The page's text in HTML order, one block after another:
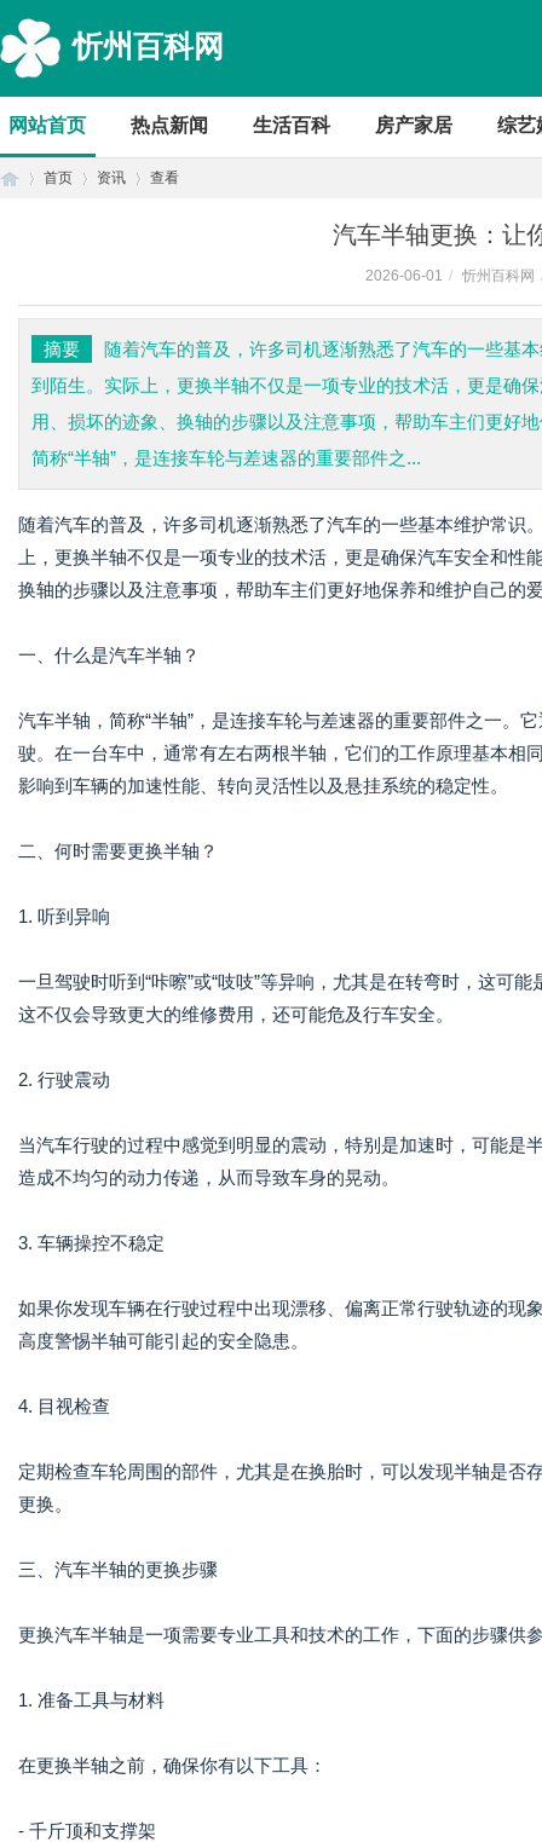
忻州百科网
网站首页 热点新闻 生活百科 房产家居 综艺
首页 资讯 查看
汽车半轴更换：让
2026-06-01 / 忻州百科网
摘要
随着汽车的普及，许多司机逐渐熟悉了汽车的一些基
到陌生。实际上，更换半轴不仅是一项专业的技术活，更是确
用、损坏的迹象、换轴的步骤以及注意事项，帮助车主们更好
简称“半轴”，是连接车轮与差速器的重要部件之...
随着汽车的普及，许多司机逐渐熟悉了汽车的一些基本维护常识
上，更换半轴不仅是一项专业的技术活，更是确保汽车安全和
换轴的步骤以及注意事项，帮助车主们更好地保养和维护自己的
一、什么是汽车半轴？
汽车半轴，简称“半轴”，是连接车轮与差速器的重要部件之一。
驶。在一台车中，通常有左右两根半轴，它们的工作原理基本相
影响到车辆的加速性能、转向灵活性以及悬挂系统的稳定性。
二、何时需要更换半轴？
1. 听到异响
一旦驾驶时听到“咔嚓”或“吱吱”等异响，尤其是在转弯时，这可
这不仅会导致更大的维修费用，还可能危及行车安全。
2. 行驶震动
当汽车行驶的过程中感觉到明显的震动，特别是加速时，可能
造成不均匀的动力传递，从而导致车身的晃动。
3. 车辆操控不稳定
如果你发现车辆在行驶过程中出现漂移、偏离正常行驶轨迹的现
高度警惕半轴可能引起的安全隐患。
4. 目视检查
定期检查车轮周围的部件，尤其是在换胎时，可以发现半轴是
更换。
三、汽车半轴的更换步骤
更换汽车半轴是一项需要专业工具和技术的工作，下面的步骤供
1. 准备工具与材料
在更换半轴之前，确保你有以下工具：
- 千斤顶和支撑架